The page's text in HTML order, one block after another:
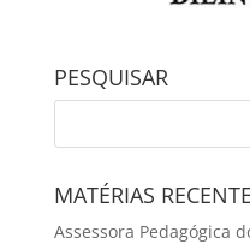
PESQUISAR
MATÉRIAS
Assessora Pedagógica